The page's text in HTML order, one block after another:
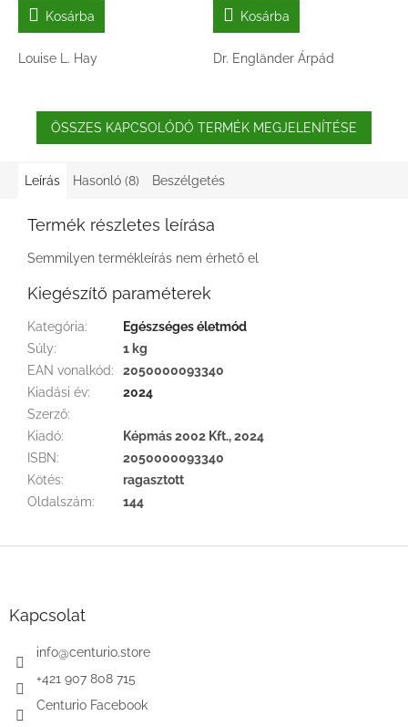
Kosárba
Louise L. Hay
Kosárba
Dr. Engländer Árpád
ÖSSZES KAPCSOLÓDÓ TERMÉK MEGJELENÍTÉSE
Leírás Hasonló (8) Beszélgetés
Termék részletes leírása
Semmilyen termékleírás nem érhető el
Kiegészítő paraméterek
Kategória:
Egészséges életmód
Súly:
1 kg
EAN vonalkód:
2050000093340
Kiadási év:
2024
Szerző:
Kiadó:
Képmás 2002 Kft., 2024
ISBN:
2050000093340
Kötés:
ragasztott
Oldalszám: 144
Kapcsolat
info@centurio.store
+421 907 808 715
Centurio Facebook